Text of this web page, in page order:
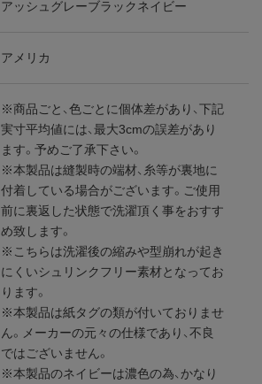
アッシュグレーブラックネイビー
アメリカ
※商品ごと、色ごとに個体差があり、下記
実寸平均値には、最大3cmの誤差があり
ます。予めご了承下さい。
※本製品は縫製時の端材、糸等が裏地に
付着している場合がございます。ご使用
前に裏返した状態で洗濯頂く事をおすす
め致します。
※こちらは洗濯後の縮みや型崩れが起き
にくいシュリンクフリー素材となってお
ります。
※本製品は紙タグの類が付いておりませ
ん。メーカーの元々の仕様であり、不良
ではございません。
※本製品のネイビーは濃色の為、かなり